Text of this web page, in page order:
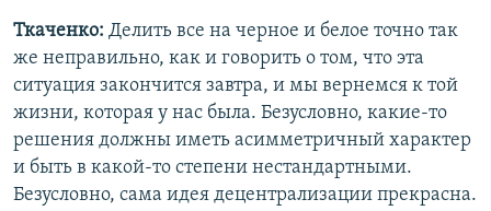
Ткаченко: Делить все на черное и белое точно так
же неправильно, как и говорить о том, что эта
ситуация закончится завтра, и мы вернемся к той
жизни, которая у нас была. Безусловно, какие-то
решения должны иметь асимметричный характер
и быть в какой-то степени нестандартными.
Безусловно, сама идея децентрализации прекрасна.